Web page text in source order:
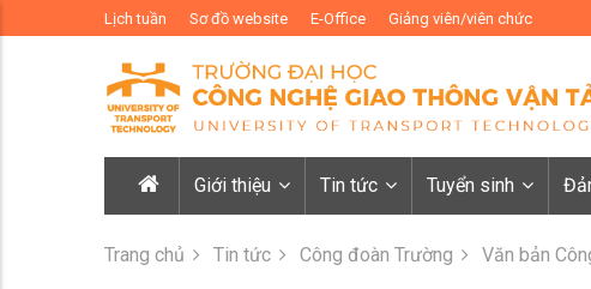
Lịch tuần Sơ đồ website E-Office Giảng viên/viên chức
Giới thiệu Tin tức Tuyển sinh
Trang chủ Tin tức Công đoàn Trường Văn bản